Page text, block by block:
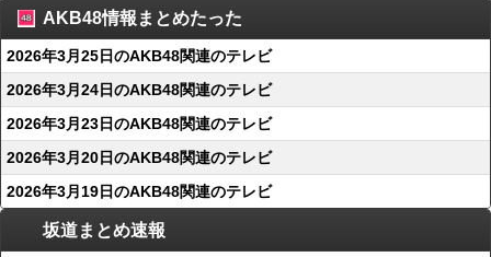
AKB48情報まとめたった
2026年3月25日のAKB48関連のテレビ
2026年3月24日のAKB48関連のテレビ
2026年3月23日のAKB48関連のテレビ
2026年3月20日のAKB48関連のテレビ
2026年3月19日のAKB48関連のテレビ
坂道まとめ速報